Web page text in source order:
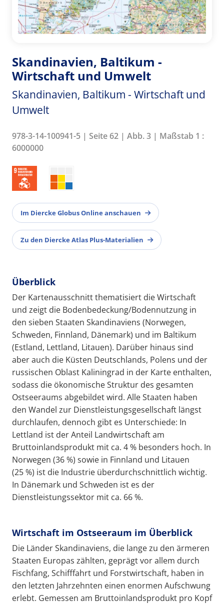
Skandinavien, Baltikum -
Wirtschaft und Umwelt
Skandinavien, Baltikum - Wirtschaft und
Umwelt
978-3-14-100941-5 | Seite 62 | Abb. 3 | Maßstab 1 :
6000000
Im Diercke Globus Online anschauen
Zu den Diercke Atlas Plus-Materialien
Überblick
Der Kartenausschnitt thematisiert die Wirtschaft
und zeigt die Bodenbedeckung/Bodennutzung in
den sieben Staaten Skandinaviens (Norwegen,
Schweden, Finnland, Dänemark) und im Baltikum
(Estland, Lettland, Litauen). Darüber hinaus sind
aber auch die Küsten Deutschlands, Polens und der
russischen Oblast Kaliningrad in der Karte enthalten,
sodass die ökonomische Struktur des gesamten
Ostseeraums abgebildet wird. Alle Staaten haben
den Wandel zur Dienstleistungsgesellschaft längst
durchlaufen, dennoch gibt es Unterschiede: In
Lettland ist der Anteil Landwirtschaft am
Bruttoinlandsprodukt mit ca. 4 % besonders hoch. In
Norwegen (36 %) sowie in Finnland und Litauen
(25 %) ist die Industrie überdurchschnittlich wichtig.
In Dänemark und Schweden ist es der
Dienstleistungssektor mit ca. 66 %.
Wirtschaft im Ostseeraum im Überblick
Die Länder Skandinaviens, die lange zu den ärmeren
Staaten Europas zählten, geprägt vor allem durch
Fischfang, Schifffahrt und Forstwirtschaft, haben in
den letzten Jahrzehnten einen enormen Aufschwung
erlebt. Gemessen am Bruttoinlandsprodukt pro Kopf